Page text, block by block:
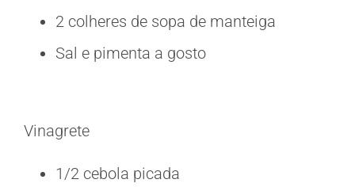
2 colheres de sopa de manteiga
Sal e pimenta a gosto
Vinagrete
1/2 cebola picada